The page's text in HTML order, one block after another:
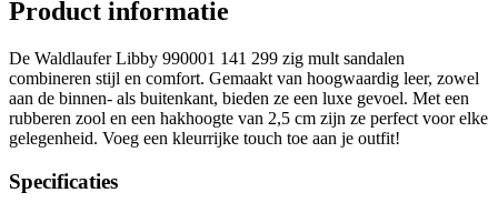
Product informatie
De Waldlaufer Libby 990001 141 299 zig mult sandalen
combineren stijl en comfort. Gemaakt van hoogwaardig leer, zowel
aan de binnen- als buitenkant, bieden ze een luxe gevoel. Met een
rubberen zool en een hakhoogte van 2,5 cm zijn ze perfect voor elke
gelegenheid. Voeg een kleurrijke touch toe aan je outfit!
Specificaties